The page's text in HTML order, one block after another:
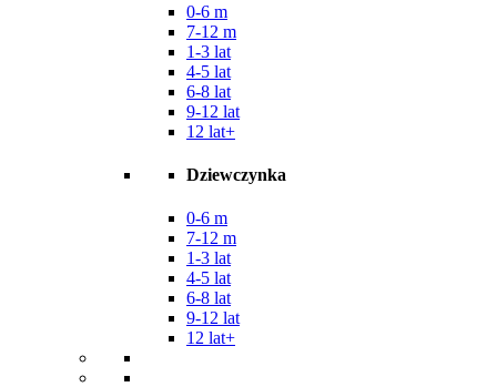
0-6 m
7-12 m
1-3 lat
4-5 lat
6-8 lat
9-12 lat
12 lat+
Dziewczynka
0-6 m
7-12 m
1-3 lat
4-5 lat
6-8 lat
9-12 lat
12 lat+